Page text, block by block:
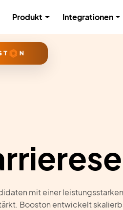
Produkt Integrationen
mit einer
Booston entwickelt